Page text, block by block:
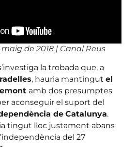
de 2018 | Canal Reus
la trobada que, a
, hauria mantingut el
amb dos presumptes
aconseguir el suport del
de Catalunya.
tingut lloc justament abans
del 27